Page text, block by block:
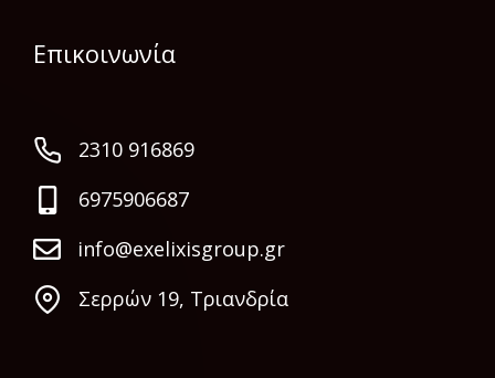
Επικοινωνία
2310 916869
6975906687
info@exelixisgroup.gr
Σερρών 19, Τριανδρία